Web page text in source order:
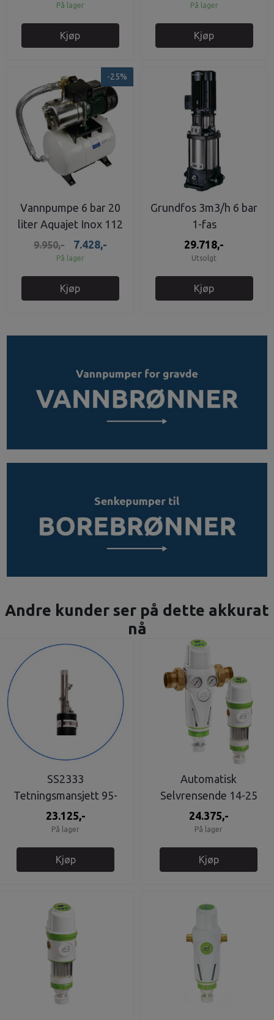
På lager
Kjøp
På lager
Kjøp
-25%
Vannpumpe 6 bar 20
liter Aquajet Inox 112
M
9.950,- 7.428,-
På lager
Kjøp
Grundfos 3m3/h 6 bar
1-fas
29.718,-
Utsolgt
Kjøp
Andre kunder ser på dette akkurat
nå
SS2333
Tetningsmansjett 95-
130mm 4 1/2"
23.125,-
På lager
Kjøp
Automatisk
Selvrensende 14-25
m3/h - 2"
24.375,-
På lager
Kjøp